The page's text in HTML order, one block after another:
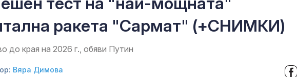
ракета "Сармат" (+СНИМКИ)
до края на 2026 г., обяви Путин
Вяра Димова